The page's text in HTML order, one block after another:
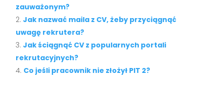
zauważonym?
Jak nazwać maila z CV, żeby przyciągnąć
uwagę rekrutera?
Jak ściągnąć CV z popularnych portali
rekrutacyjnych?
Co jeśli pracownik nie złożył PIT 2?